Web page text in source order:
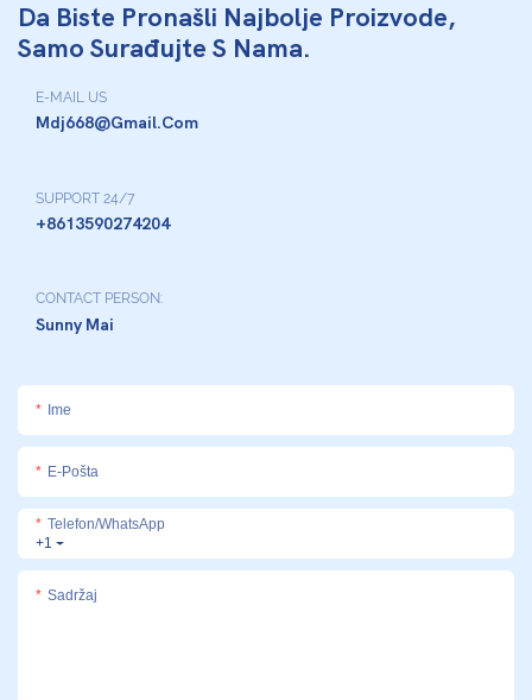
Da Biste Pronašli Najbolje Proizvode,
Samo Surađujte S Nama.
E-MAIL US
Mdj668@gmail.com
SUPPORT 24/7
+8613590274204
CONTACT PERSON:
Sunny Mai
Ime
E-Pošta
+1
Telefon/whatsApp
Sadržaj